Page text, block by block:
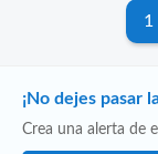
1
¡No dejes pasar
Crea una alerta de